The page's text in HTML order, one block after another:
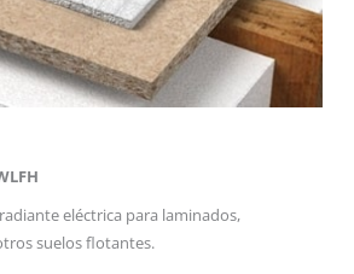
eléctrica para laminados,
suelos flotantes.